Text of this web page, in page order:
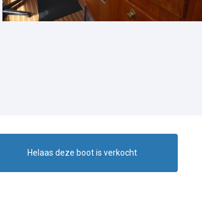
Helaas deze boot is verkocht